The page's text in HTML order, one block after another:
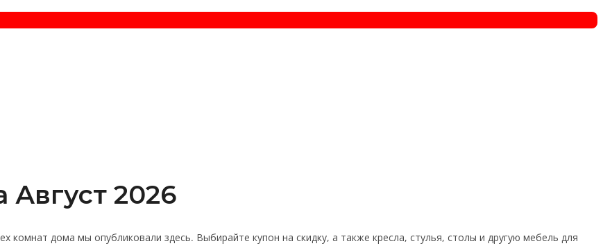
2026
дома мы опубликовали здесь. Выбирайте купон на скидку, а также кресла, стулья, столы и другую мебель для